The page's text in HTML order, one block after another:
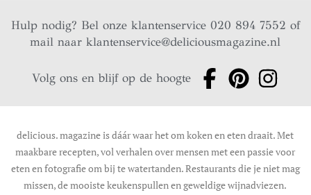
Hulp nodig? Bel onze klantenservice 020 894 7552 of
mail naarklantenservice@deliciousmagazine.nl
Volg ons en blijf op de hoogte
delicious. magazine is dáár waar het om koken en eten draait. Met
maakbare recepten, vol verhalen over mensen met een passie voor
eten en fotografie om bij te watertanden. Restaurants die je niet mag
missen, de mooiste keukenspullen en geweldige wijnadviezen.